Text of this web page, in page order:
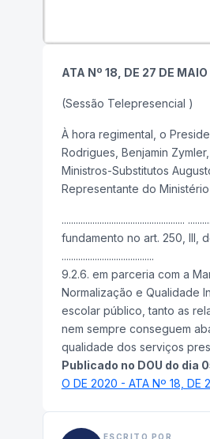
ATA Nº 18, DE 27 DE
(Sessão Telepresencial )
À hora regimental, o
Rodrigues, Benjamin
Ministros-Substitutos
Representante do
fundamento no art. 250, III,
.......................................
9.2.6. em parceria com a
Normalização e Qualidade
escolar público, tanto as
nem sempre conseguem
qualidade dos serviços
Publicado no DOU do dia
O DE 2020 - ATA Nº 18, DE
ESCRITO POR